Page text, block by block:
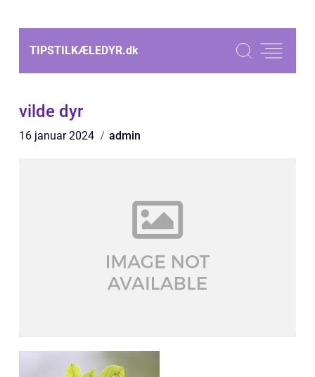
TIPSTILKÆLEDYR.dk
vilde dyr
16 januar 2024 admin